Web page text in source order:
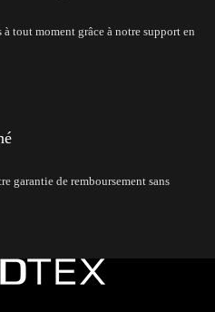
tout moment grâce à notre support en
garantie de remboursement sans